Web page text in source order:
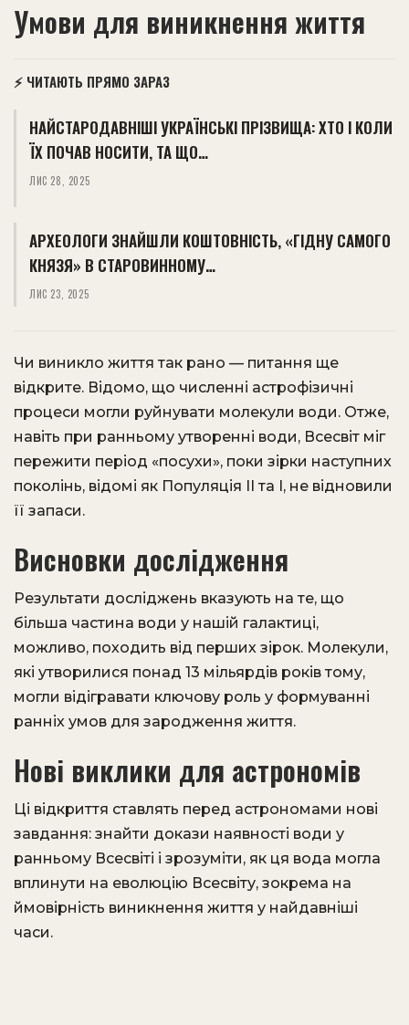
Умови для виникнення життя
⚡ ЧИТАЮТЬ ПРЯМО ЗАРАЗ
НАЙСТАРОДАВНІШІ УКРАЇНСЬКІ ПРІЗВИЩА: ХТО І КОЛИ
ЇХ ПОЧАВ НОСИТИ, ТА ЩО…
ЛИС 28, 2025
АРХЕОЛОГИ ЗНАЙШЛИ КОШТОВНІСТЬ, «ГІДНУ САМОГО
КНЯЗЯ» В СТАРОВИННОМУ…
ЛИС 23, 2025
Чи виникло життя так рано — питання ще
відкрите. Відомо, що численні астрофізичні
процеси могли руйнувати молекули води. Отже,
навіть при ранньому утворенні води, Всесвіт міг
пережити період «посухи», поки зірки наступних
поколінь, відомі як Популяція II та I, не відновили
її запаси.
Висновки дослідження
Результати досліджень вказують на те, що
більша частина води у нашій галактиці,
можливо, походить від перших зірок. Молекули,
які утворилися понад 13 мільярдів років тому,
могли відігравати ключову роль у формуванні
ранніх умов для зародження життя.
Нові виклики для астрономів
Ці відкриття ставлять перед астрономами нові
завдання: знайти докази наявності води у
ранньому Всесвіті і зрозуміти, як ця вода могла
вплинути на еволюцію Всесвіту, зокрема на
ймовірність виникнення життя у найдавніші
часи.